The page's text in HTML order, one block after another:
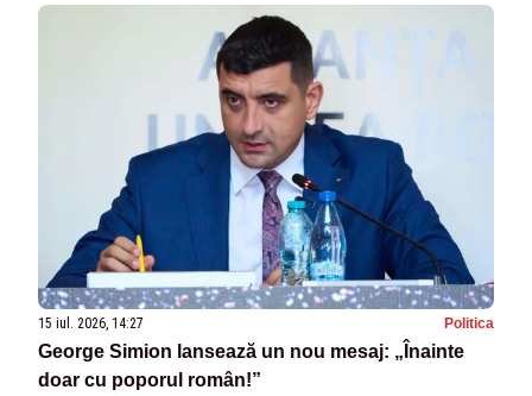
15 iul. 2026, 14:27 Politica
George Simion lansează un nou mesaj: „Înainte
doar cu poporul român!”